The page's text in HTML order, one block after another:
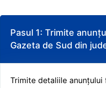
Pasul 1: Trimite
Gazeta de Sud din
Trimite detaliile